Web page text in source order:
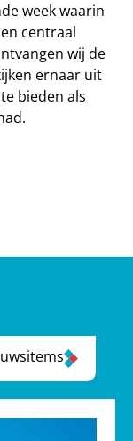
week waarin
centraal
wij de
ernaar uit
bieden als